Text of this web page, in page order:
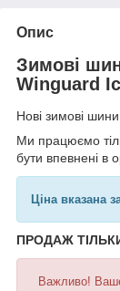
Опис
Зимові
Winguard
Нові зимові
Ми працюємо
бути впевнені в
Ціна вказана
ПРОДАЖ
Важливо!